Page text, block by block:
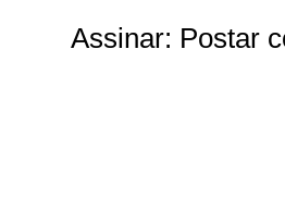
Assinar: Postar